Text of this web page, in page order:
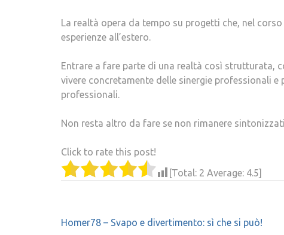
La realtà opera da tempo su progetti che, nel
esperienze all’estero.
Entrare a fare parte di una realtà così strutturata,
vivere concretamente delle sinergie professionali
professionali.
Non resta altro da fare se non rimanere
Click to rate this post!
[Total: 2 Average: 4.5]
Navigazione
Homer78 – Svapo e divertimento: sì che si può!